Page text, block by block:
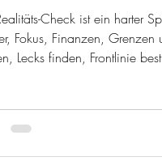
Check ist ein harter
Fokus, Finanzen, Grenzen
Lecks finden, Frontlinie
dich führst.